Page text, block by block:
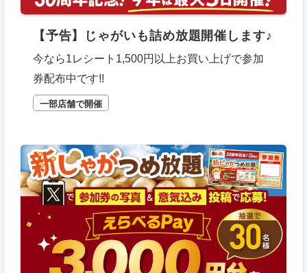
【予告】じゃがいも詰め放題開催します♪
今なら1レシート1,500円以上お買い上げで参加
券配布中です!!
一部店舗で開催